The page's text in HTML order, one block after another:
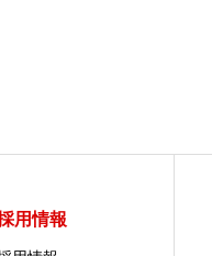
用情報